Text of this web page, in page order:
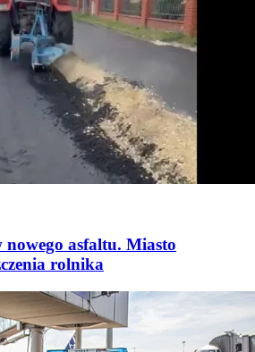
nowego asfaltu. Miasto
rolnika